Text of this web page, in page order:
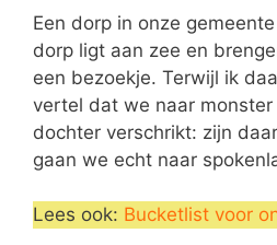
Een dorp in onze
dorp ligt aan zee en
een bezoekje. Terwijl ik
vertel dat we naar
dochter verschrikt: zijn
gaan we echt naar
Lees ook: Bucketlist voor